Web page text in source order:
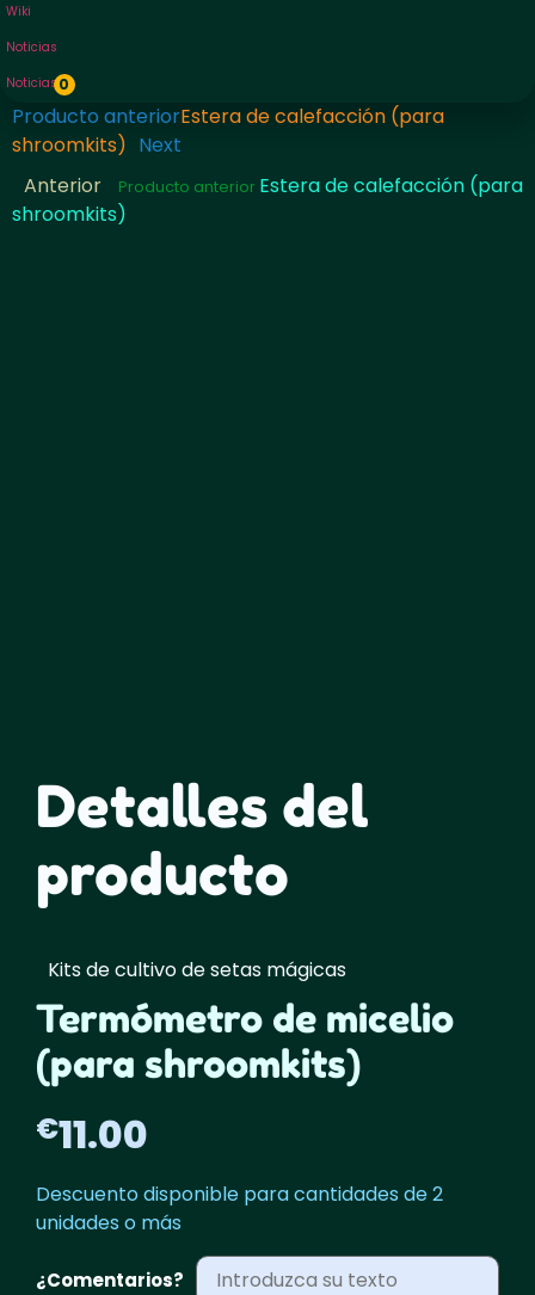
Wiki
Noticias
Noticias0
Producto anteriorEstera de calefacción (para
shroomkits) Next
Anterior
Producto anterior Estera de calefacción (para
shroomkits)
Detalles del
producto
Kits de cultivo de setas mágicas
Termómetro de micelio
(para shroomkits)
€11.00
Descuento disponible para cantidades de 2
unidades o más
¿Comentarios?